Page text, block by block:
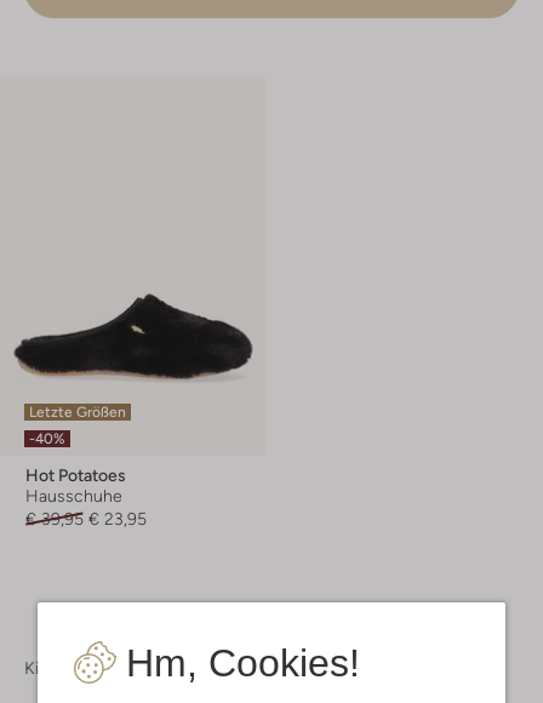
Hm, Cookies!
Letzte Größen
-40%
Hot Potatoes
Hausschuhe
€ 39,95 € 23,95
Kinderschuhe